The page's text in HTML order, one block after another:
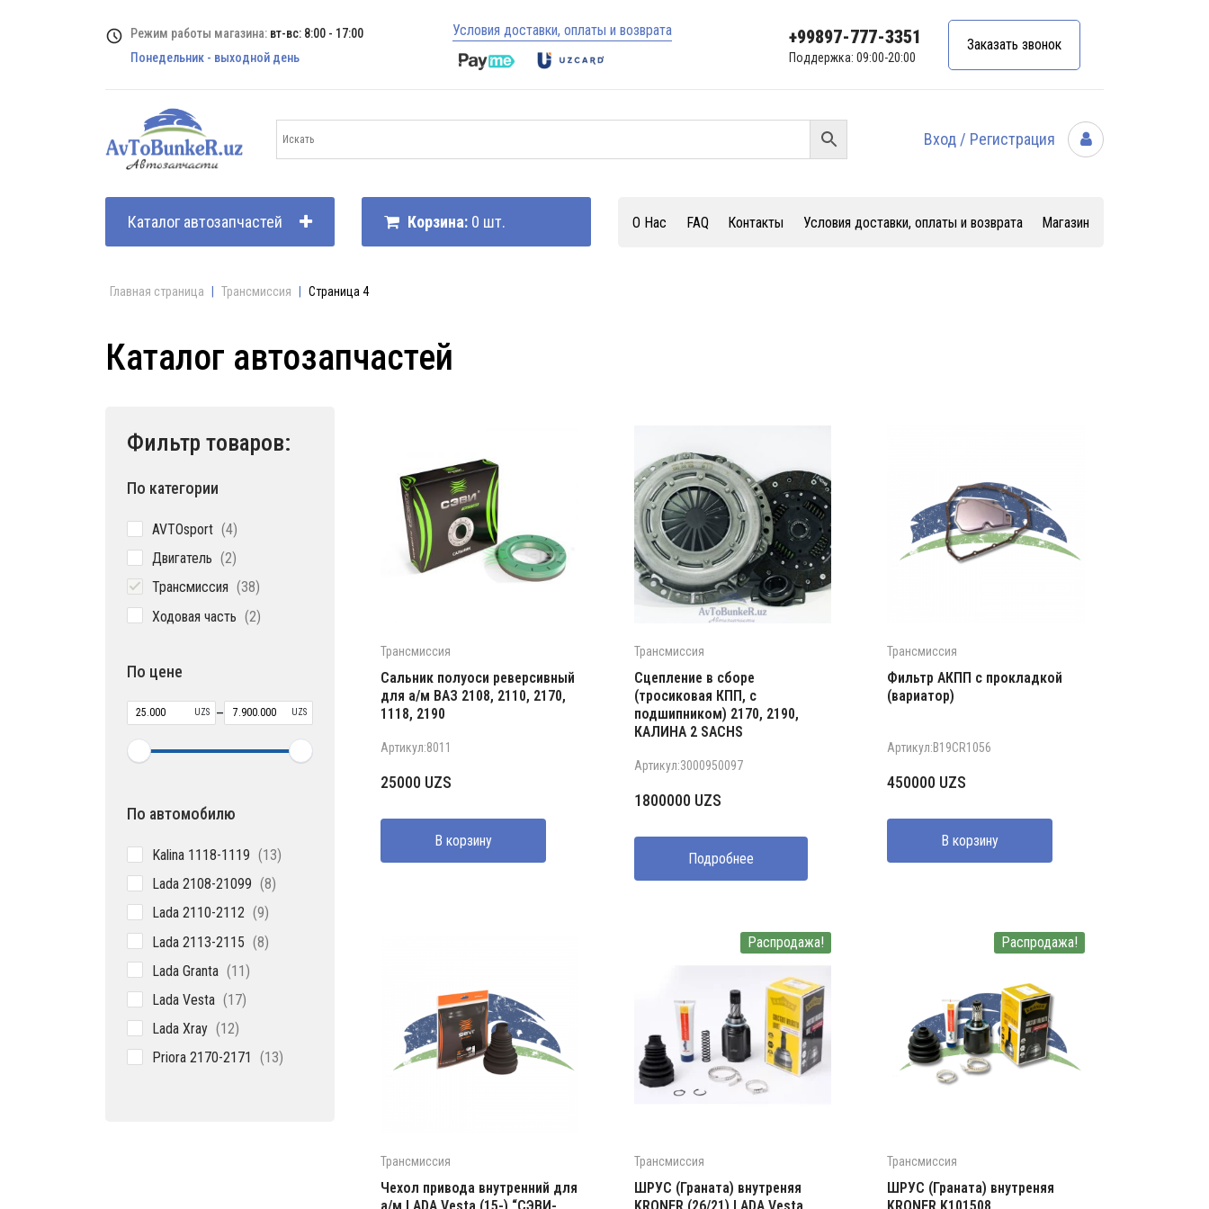
Режим работы магазина: вт-вс: 8:00 - 17:00
Понедельник - выходной день
Условия доставки, оплаты и возврата +99897-777-3351
Поддержка: 09:00-20:00
Заказать звонок
Вход / Регистрация
Каталог автозапчастей Корзина: 0 шт. О Нас FAQ Контакты Условия доставки, оплаты и возврата Магазин
Главная страница Трансмиссия Страница 4
Каталог автозапчастей
Фильтр товаров:
По категории
AVTOsport 44
Двигатель 22
Трансмиссия 3838
Ходовая часть 22
По цене
UZS – UZS
По автомобилю
Kalina 1118-1119 1313
Lada 2108-21099 88
Lada 2110-2112 99
Lada 2113-2115 88
Lada Granta 1111
Lada Vesta 1717
Lada Xray 1212
Priora 2170-2171 1313
Трансмиссия
Сальник полуоси реверсивный
для а/м ВАЗ 2108, 2110, 2170,
1118, 2190
Артикул:8011
25000 UZS
В корзину
Трансмиссия
Сцепление в сборе
(тросиковая КПП, с
подшипником) 2170, 2190,
КАЛИНА 2 SACHS
Артикул:3000950097
1800000 UZS
Подробнее
Трансмиссия
Фильтр АКПП c прокладкой
(вариатор)
Артикул:B19CR1056
450000 UZS
В корзину
Трансмиссия
Чехол привода внутренний для
Распродажа!
Трансмиссия
ШРУС (Граната) внутреняя
Распродажа!
Трансмиссия
ШРУС (Граната) внутреняя